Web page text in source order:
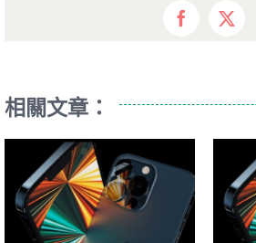
Facebook
X
相關文章：